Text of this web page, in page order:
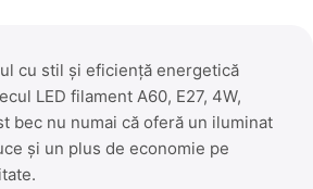
cu stil și eficiență energetică
LED filament A60, E27, 4W,
bec nu numai că oferă un iluminat
și un plus de economie pe